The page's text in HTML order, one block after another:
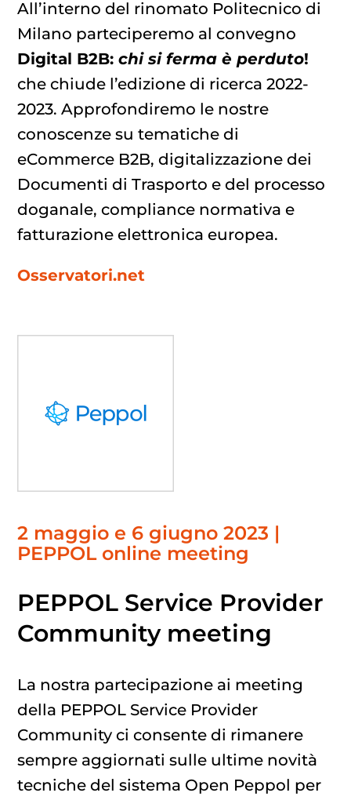
All’interno del rinomato Politecnico di
Milano parteciperemo al convegno
Digital B2B:chi si ferma è perduto!
che chiude l’edizione di ricerca 2022-
2023. Approfondiremo le nostre
conoscenze su tematiche di
eCommerce B2B, digitalizzazione dei
Documenti di Trasporto e del processo
doganale, compliance normativa e
fatturazione elettronica europea.
Osservatori.net
2 maggio e 6 giugno 2023 |
PEPPOL online meeting
PEPPOL Service Provider
Community meeting
La nostra partecipazione ai meeting
della PEPPOL Service Provider
Community ci consente di rimanere
sempre aggiornati sulle ultime novità
tecniche del sistema Open Peppol per